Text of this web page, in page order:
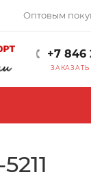
Оптовым
+7 846